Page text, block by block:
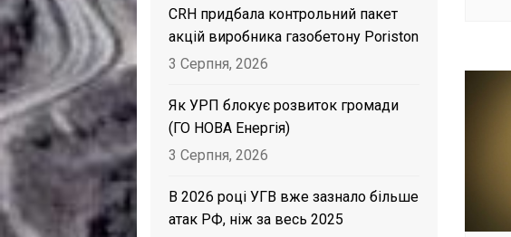
CRH придбала контрольний пакет
акцій виробника газобетону Poriston
3 Серпня, 2026
Як УРП блокує розвиток громади
(ГО НОВА Енергія)
3 Серпня, 2026
В 2026 році УГВ вже зазнало більше
атак РФ, ніж за весь 2025